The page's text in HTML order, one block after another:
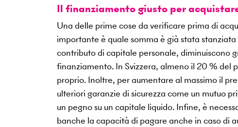
Il finanziamento giusto per
Una delle prime cose da verificare prima di
importante è quale somma è già stata
contributo di capitale personale, diminuiscono
finanziamento. In Svizzera, almeno il 20 % del
proprio. Inoltre, per aumentare al massimo il
ulteriori garanzie di sicurezza come un mutuo
un pegno su un capitale liquido. Infine, è
banche la capacità di pagare anche in caso di